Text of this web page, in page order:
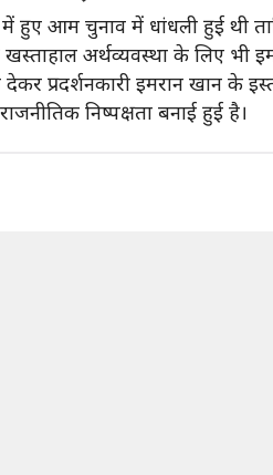
हुए आम चुनाव में धांधली हुई थी
अर्थव्यवस्था के लिए भी
प्रदर्शनकारी इमरान खान के
निष्पक्षता बनाई हुई है।